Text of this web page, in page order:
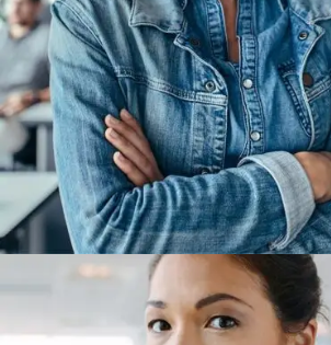
Myra Abbott
Graphic Designer